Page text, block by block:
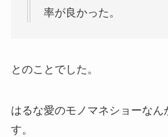
率が良かった。
とのことでした。
はるな愛のモノマネショーなん
す。